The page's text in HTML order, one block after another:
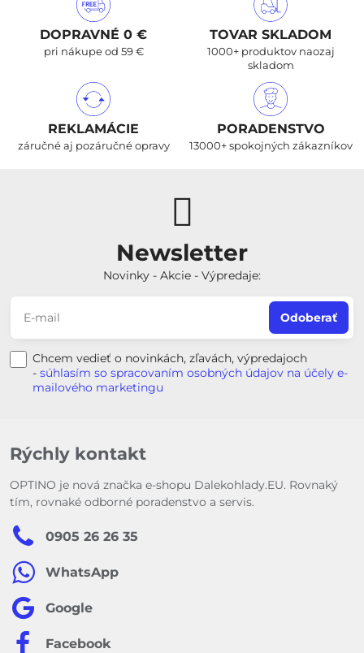
DOPRAVNÉ 0 €
pri nákupe od 59 €
TOVAR SKLADOM
1000+ produktov naozaj
skladom
REKLAMÁCIE
záručné aj pozáručné opravy
PORADENSTVO
13000+ spokojných zákazníkov
Newsletter
Novinky - Akcie - Výpredaje:
Odoberať
Chcem vedieť o novinkách, zľavách, výpredajoch
- súhlasím so spracovaním osobných údajov na účely e-
mailového marketingu
Rýchly kontakt
OPTINO je nová značka e-shopu Dalekohlady.EU. Rovnaký
tím, rovnaké odborné poradenstvo a servis.
0905 26 26 35
WhatsApp
Google
Facebook